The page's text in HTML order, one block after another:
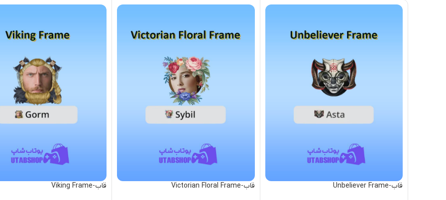
قاب-Unbeliever Frame قاب-Victorian Floral Frame قاب-Viking Frame